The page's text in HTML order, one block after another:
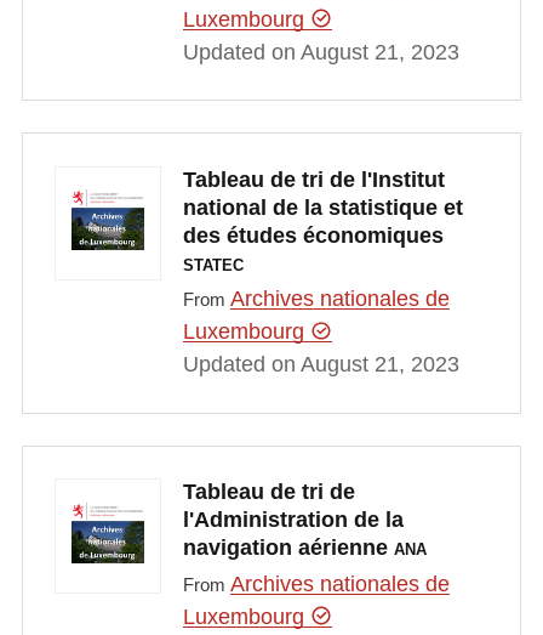
Luxembourg
Updated on August 21, 2023
Tableau de tri de l'Institut
national de la statistique et
des études économiques
STATEC
From Archives nationales de
Luxembourg
Updated on August 21, 2023
Tableau de tri de
l'Administration de la
navigation aérienne ANA
From Archives nationales de
Luxembourg